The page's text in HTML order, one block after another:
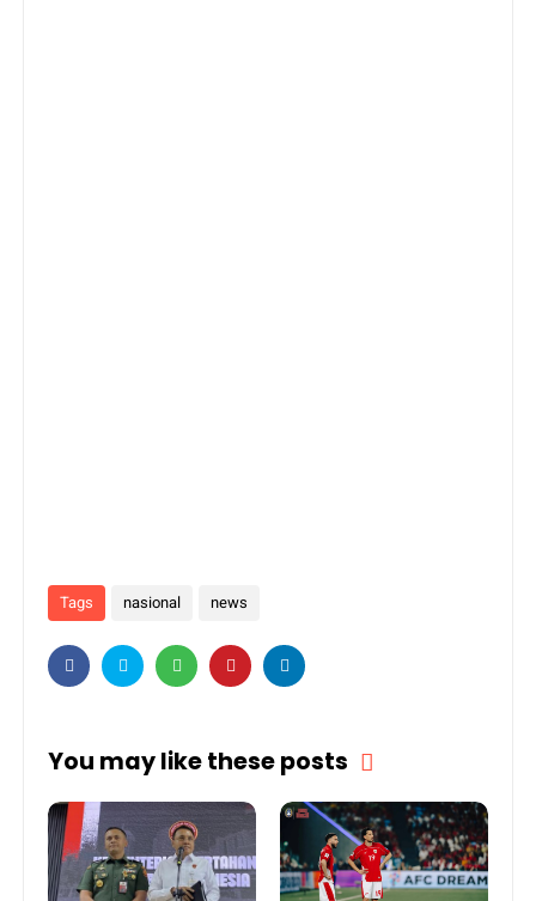
Tags nasional news
You may like these posts